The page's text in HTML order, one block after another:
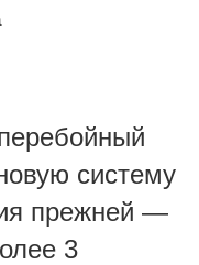
систему
прежней —
3